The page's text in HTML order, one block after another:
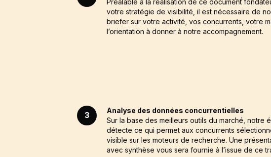
votre stratégie de visibilité, il est nécessaire de
briefer sur votre activité, vos concurrents, votre
l’orientation à donner à notre accompagnement.
3
Analyse des données concurrentielles
Sur la base des meilleurs outils du marché, notre
détecte ce qui permet aux concurrents
visible sur les moteurs de recherche. Une
avec synthèse vous sera fournie à l’issue de ce